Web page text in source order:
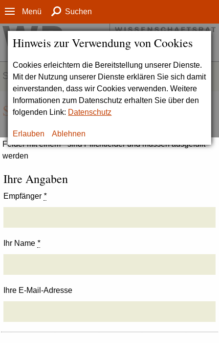
Hinweis zur Verwendung von Cookies
Cookies erleichtern die Bereitstellung unserer Dienste.
Mit der Nutzung unserer Dienste erklären Sie sich damit
einverstanden, dass wir Cookies verwenden. Weitere
Informationen zum Datenschutz erhalten Sie über den
folgenden Link: Datenschutz
Erlauben Ablehnen
Menü Suchen
SERVICE
Seite empfehlen
Felder mit einem * sind Pflichtfelder und müssen ausgefüllt
werden
Ihre Angaben
Empfänger *
Ihr Name *
Ihre E-Mail-Adresse